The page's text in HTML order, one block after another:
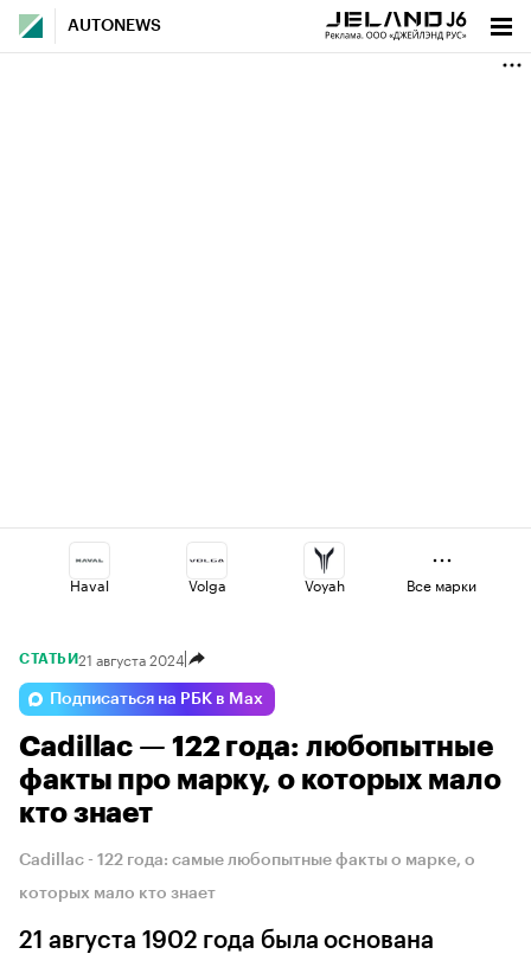
AUTONEWS
Haval Volga Voyah
Changan Geely
Lada Jaecoo Omoda
Все марки
СТАТЬИ21 августа 2024
Подписаться на РБК в Max
Cadillac — 122 года: любопытные
факты про марку, о которых мало
кто знает
Cadillac - 122 года: самые любопытные факты о марке, о
которых мало кто знает
21 августа 1902 года была основана